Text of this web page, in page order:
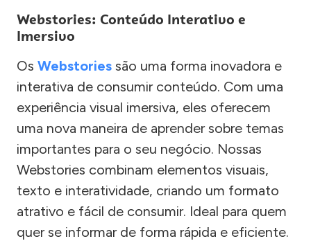
Webstories: Conteúdo Interativo e
Imersivo
Os Webstories são uma forma inovadora e
interativa de consumir conteúdo. Com uma
experiência visual imersiva, eles oferecem
uma nova maneira de aprender sobre temas
importantes para o seu negócio. Nossas
Webstories combinam elementos visuais,
texto e interatividade, criando um formato
atrativo e fácil de consumir. Ideal para quem
quer se informar de forma rápida e eficiente.